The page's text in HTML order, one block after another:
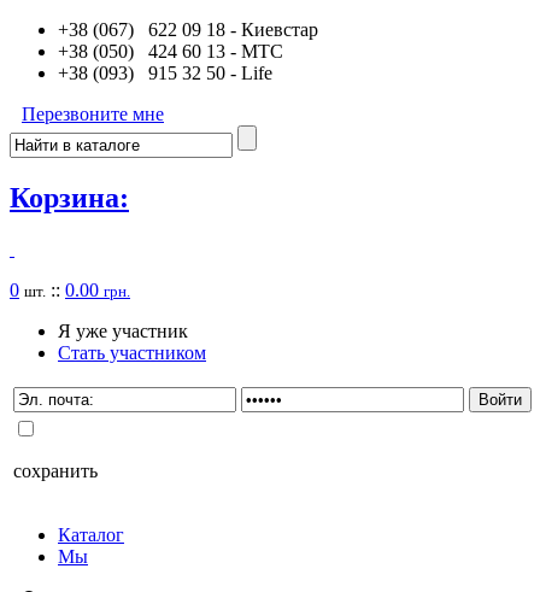
+38 (067) 622 09 18 - Киевстар
+38 (050) 424 60 13 - MTC
+38 (093) 915 32 50 - Life
Перезвоните мне
Корзина:
0 шт. :: 0.00 грн.
Я уже участник
Стать участником
сохранить
Каталог
Мы